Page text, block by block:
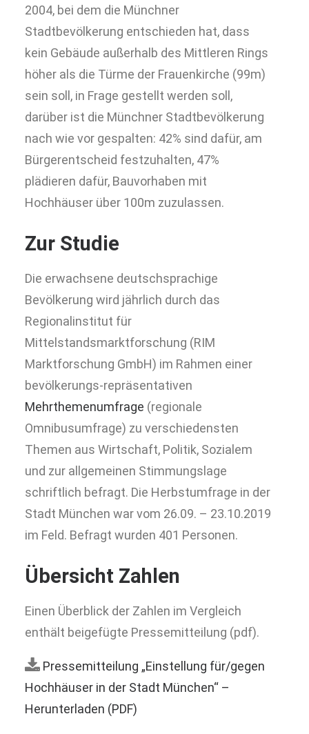
2004, bei dem die Münchner
Stadtbevölkerung entschieden hat, dass
kein Gebäude außerhalb des Mittleren Rings
höher als die Türme der Frauenkirche (99m)
sein soll, in Frage gestellt werden soll,
darüber ist die Münchner Stadtbevölkerung
nach wie vor gespalten: 42% sind dafür, am
Bürgerentscheid festzuhalten, 47%
plädieren dafür, Bauvorhaben mit
Hochhäuser über 100m zuzulassen.
Zur Studie
Die erwachsene deutschsprachige
Bevölkerung wird jährlich durch das
Regionalinstitut für
Mittelstandsmarktforschung (RIM
Marktforschung GmbH) im Rahmen einer
bevölkerungs-repräsentativen
Mehrthemenumfrage (regionale
Omnibusumfrage) zu verschiedensten
Themen aus Wirtschaft, Politik, Sozialem
und zur allgemeinen Stimmungslage
schriftlich befragt. Die Herbstumfrage in der
Stadt München war vom 26.09. – 23.10.2019
im Feld. Befragt wurden 401 Personen.
Übersicht Zahlen
Einen Überblick der Zahlen im Vergleich
enthält beigefügte Pressemitteilung (pdf).
Pressemitteilung „Einstellung für/gegen
Hochhäuser in der Stadt München“ –
Herunterladen (PDF)